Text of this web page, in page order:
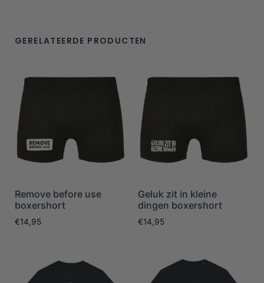
GERELATEERDE PRODUCTEN
Remove before use
boxershort
€14,95
Geluk zit in kleine
dingen boxershort
€14,95